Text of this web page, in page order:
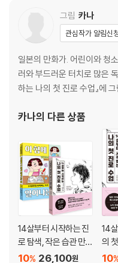
제2장 돈과 세상의 시스템
돈을 알면 세상이 보인다
은행은 어떻게 돈을 벌까?
은행은 왜 있을까?
한국은행, 어디까지 알고 있니?
국가가 쓰는 돈은 어떻게 결정할
사회 보장 제도란 무엇일까?
국채란 무엇일까?
국채는 왜 발행하는 걸까?
경기 정책이란 무엇일까?
기업의 역할
주식회사란 무엇일까?
주가는 왜 자꾸 변할까?
주식회사와 주주의 관계
환율이란 무엇일까?
그림 카나
관심작가 알림신
일본의 만화가. 어린이와 청
러와 부드러운 터치로 많은
하는 나의 첫 진로 수업』에
카나의 다른 상품
14살부터 시작하는 진
로 탐색, 작은 습관 만들
기 세트26,100원
10%
14
의
10